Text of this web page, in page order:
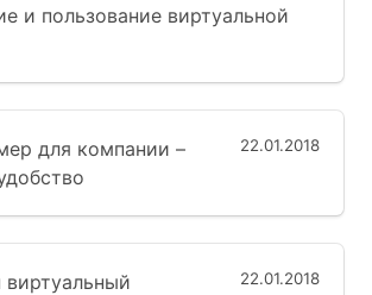
и пользование виртуальной
22.01.2018
для компании –
22.01.2018